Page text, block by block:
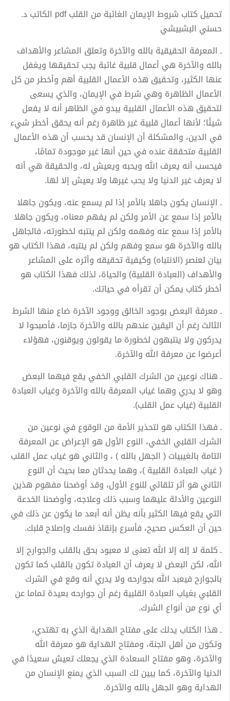
تحميل كتاب شروط الإيمان الغائبة من القلب pdf الكاتب د.
حسني البشبيشي
ـ المعرفة الحقيقية بالله والآخرة وتعلق المشاعر والأهداف
بالله والآخرة هي أعمال قلبية غائبة يجب تحقيقها ويغفل
عنها الكثير، وتحقيق هذه الأعمال القلبية أهم وأخطر من كل
الأعمال الظاهرة وهي شرط في الإيمان، والذي يسعى
لتحقيق هذه الأعمال القلبية يبدو في الظاهر أنه لا يفعل
شيئًا؛ لأنها أعمال قلبية غير ظاهرة رغم أنه يحقق أخطر شيء
في الدين، والمشكلة أن الإنسان قد يحسب أن هذه الأعمال
القلبية متحققة عنده في حين أنها غير موجودة تمامًا،
فيحسب أنه يعرف الله ويحبه ويعيش له، والحقيقة هي أنه
لا يعرف غير الدنيا ولا يحب غيرها ولا يعيش إلا لها.
ـ الإنسان يكون جاهلا بالأمر إذا لم يسمع عنه، ويكون جاهلا
بالأمر إذا سمع عن الأمر ولكن لم يفهم معناه، ويكون جاهلا
بالأمر إذا سمع عنه وفهمه ولكن لم ينتبه لخطورته، فالجاهل
بالله والآخرة هو سمع وفهم ولكن لم ينتبه، فهذا الكتاب هو
بيان لعنصر (الانتباه) وكيفية تحقيقه وأثره على المشاعر
والأهداف (العبادة القلبية) والحياة، لذلك فهذا الكتاب هو
أخطر كتاب يمكن أن تقرأه في حياتك.
ـ معرفة البعض بوجود الخالق ووجود الآخرة ضاع منها الشرط
الثالث رغم أن اليقين عندهم بالله والآخرة جازما، فأصبحوا لا
يدركون ولا ينتبهون لخطورة ما يقولون ويوقنون، فهؤلاء
أعرضوا عن معرفة الله والآخرة.
ـ هناك نوعين من الشرك القلبي الخفي يقع فيهما البعض
وهو لا يدري وهما غياب المعرفة بالله والآخرة وغياب العبادة
القلبية (غياب عمل القلب).
ـ فهذا الكتاب هو لتحذير الأمة من الوقوع في نوعين من
الشرك القلبي الخفي، النوع الأول هو الإعراض عن المعرفة
التامة بالغيبيات ( الجهل بالله ) ، والثاني هو غياب عمل القلب
( غياب العبادة القلبية )، وهما يحدثان معا بحيث أن النوع
الثاني هو أثر تلقائي للنوع الأول، وقد أوضحنا مفهوم هذين
النوعين والأدلة عليهما وسبب ذلك وعلاجه، وأوضحنا الخدعة
التي يقع فيها الكثير بأنه يظن أنه أبعد ما يكون عن ذلك في
حين أن العكس صحيح، فأسرع بإنقاذ نفسك وإصلاح قلبك.
ـ كلمة لا إله إلا الله تعنى لا معبود بحق بالقلب والجوارح إلا
الله، لكن البعض لا يعرف أن العبادة تكون بالقلب كما تكون
بالجوارح فيعبد الله بجوارحه ولا يدري أنه وقع في الشرك
القلبي بغياب العبادة القلبية رغم أن جوارحه بعيدة تماما عن
أي نوع من أنواع الشرك.
ـ هذا الكتاب يدلك على مفتاح الهداية الذي به تهتدي،
وتكون من أهل الجنة، ومفتاح الهداية هو معرفة الله
والآخرة، وهو مفتاح السعادة الذي يجعلك تعيش سعيدًا في
الدنيا والآخرة، كما يبين لك السبب الذي يمنع الإنسان من
الهداية وهو الجهل بالله والآخرة.